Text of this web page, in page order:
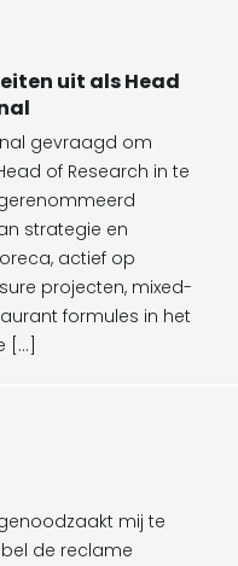
uit als Head
gevraagd om
of Research in te
strategie en
actief op
projecten, mixed-
formules in het
[…]
mij te
de reclame